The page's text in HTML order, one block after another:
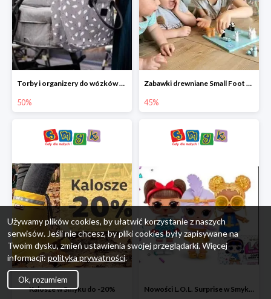
Torby i organizery do wózków w Smyku do -50%
50%
Zabawki drewniane Small Foot do -45%
45%
Kalosze w Smyku do -20% Nowości L.O.L. Surprise w Smyku do -45%
Używamy plików cookies, by ułatwić korzystanie z naszych
serwisów. Jeśli nie chcesz, by pliki cookies były zapisywane na
Twoim dysku, zmień ustawienia swojej przeglądarki. Więcej
informacji: polityka prywatności.
Ok, rozumiem